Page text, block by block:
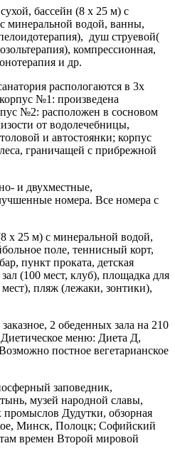
бассейн (8 х 25 м) с
минеральной водой, ванны,
душ струевой(
компрессионная,
и др.
распологаются в 3х
№1: произведена
№2: расположен в сосновом
от водолечебницы,
и автостоянки; корпус
граничащей с прибрежной
и двухместные,
номера. Все номера с
х 25 м) с минеральной водой,
поле, теннисный корт,
пункт проката, детская
(100 мест, клуб), площадка для
пляж (лежаки, зонтики),
2 обеденных зала на 210
меню: Диета Д,
постное вегетарианское
заповедник,
музей народной славы,
Дудутки, обзорная
Минск, Полоцк; Софийский
времен Второй мировой